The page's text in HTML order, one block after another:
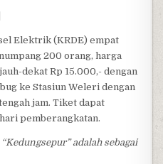
Elektrik (KRDE) empat
200 orang, harga
dekat Rp 15.000,- dengan
ke Stasiun Weleri dengan
jam. Tiket dapat
pemberangkatan.
adalah sebagai